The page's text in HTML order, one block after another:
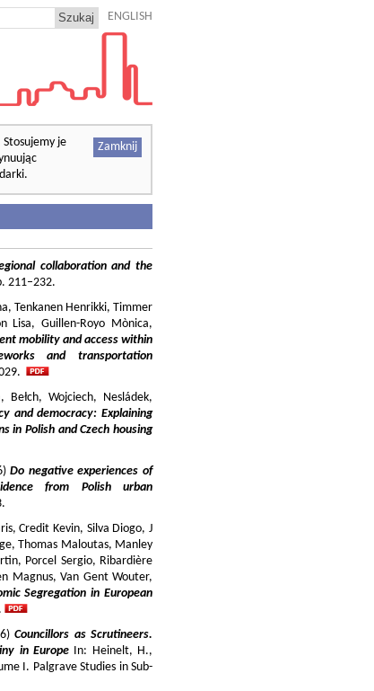
ENGLISH
Zamknij
je
collaboration and the
211–232.
Tenkanen Henrikki, Timmer
Lisa, Guillen-Royo Mònica,
mobility and access within
and transportation
Bełch, Wojciech, Nesládek,
and democracy: Explaining
in Polish and Czech housing
Do negative experiences of
from Polish urban
Credit Kevin, Silva Diogo, J
Thomas Maloutas, Manley
Porcel Sergio, Ribardière
Magnus, Van Gent Wouter,
Segregation in European
Councillors as Scrutineers.
in EuropeIn: Heinelt, H.,
I. Palgrave Studies in Sub-